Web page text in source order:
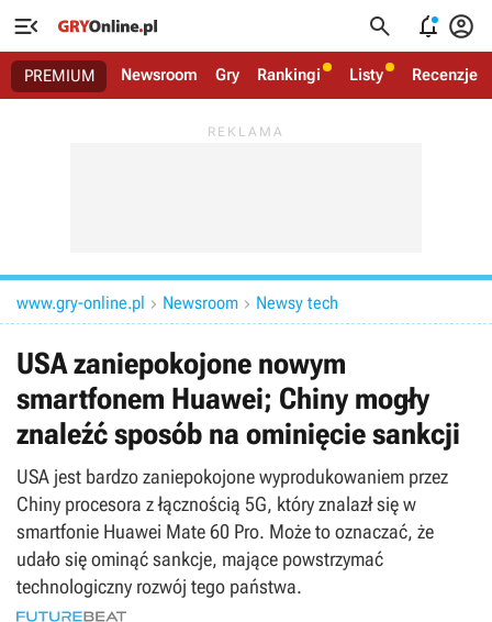
   
PREMIUM Newsroom Gry Rankingi Listy Recenzje
www.gry-online.pl  Newsroom  Newsy tech
USA zaniepokojone nowym
smartfonem Huawei; Chiny mogły
znaleźć sposób na ominięcie sankcji
USA jest bardzo zaniepokojone wyprodukowaniem przez
Chiny procesora z łącznością 5G, który znalazł się w
smartfonie Huawei Mate 60 Pro. Może to oznaczać, że
udało się ominąć sankcje, mające powstrzymać
technologiczny rozwój tego państwa.